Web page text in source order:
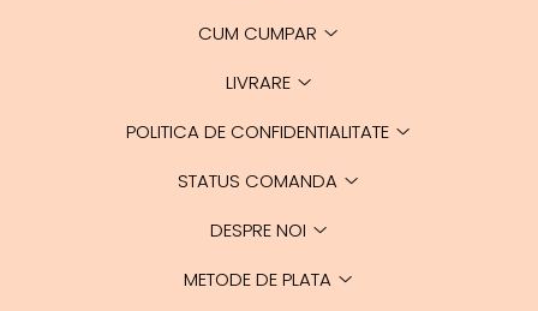
CUM CUMPAR
LIVRARE
POLITICA DE CONFIDENTIALITATE
STATUS COMANDA
DESPRE NOI
METODE DE PLATA